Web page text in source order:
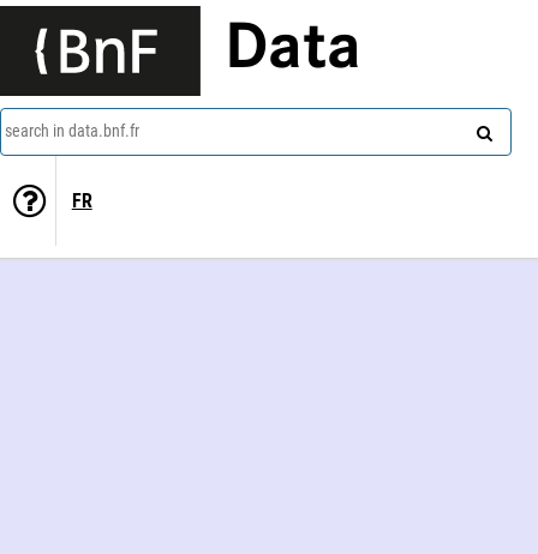
Data
search in data.bnf.fr
FR